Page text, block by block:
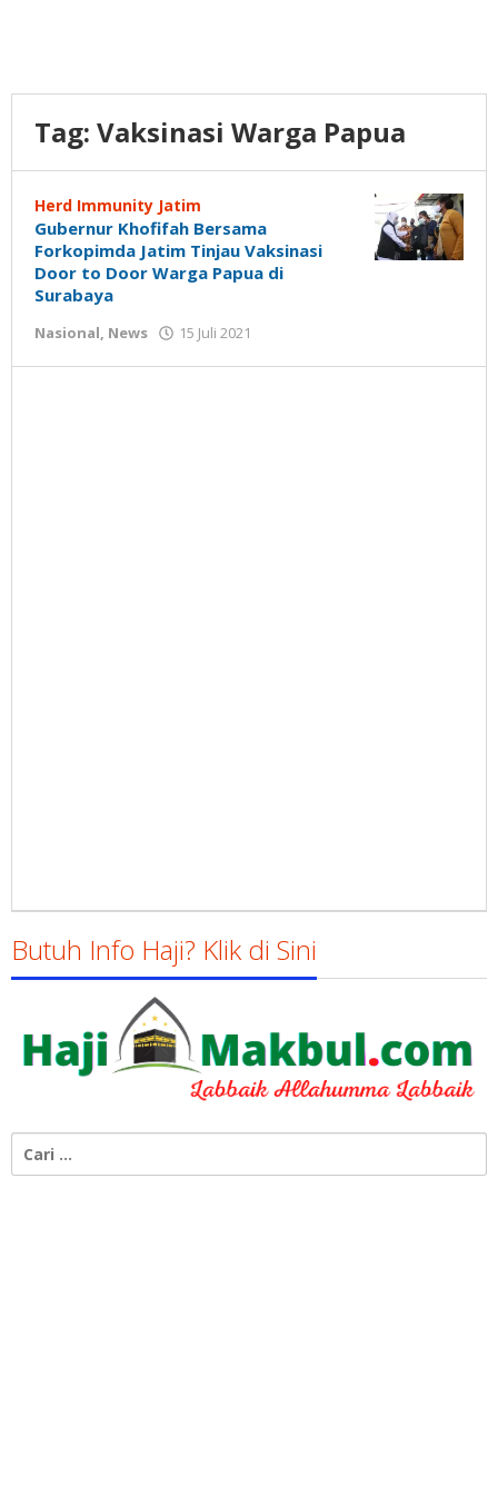
Tag: Vaksinasi Warga Papua
Herd Immunity Jatim
Gubernur Khofifah Bersama
Forkopimda Jatim Tinjau Vaksinasi
Door to Door Warga Papua di
Surabaya
Nasional, News 15 Juli 2021
Susanto
Butuh Info Haji? Klik di Sini
untuk: